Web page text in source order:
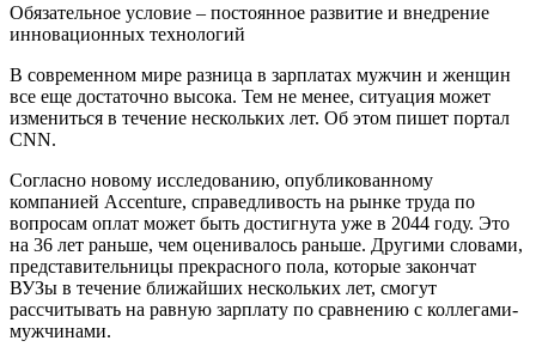
Обязательное условие – постоянное развитие и внедрение
инновационных технологий
В современном мире разница в зарплатах мужчин и женщин
все еще достаточно высока. Тем не менее, ситуация может
измениться в течение нескольких лет. Об этом пишет портал
CNN.
Согласно новому исследованию, опубликованному
компанией Accenture, справедливость на рынке труда по
вопросам оплат может быть достигнута уже в 2044 году. Это
на 36 лет раньше, чем оценивалось раньше. Другими словами,
представительницы прекрасного пола, которые закончат
ВУЗы в течение ближайших нескольких лет, смогут
рассчитывать на равную зарплату по сравнению с коллегами-
мужчинами.